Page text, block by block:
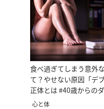
食べ過ぎてしまう意外
て？やせない原因「デ
正体とは #40歳からの
の教科書
心と体